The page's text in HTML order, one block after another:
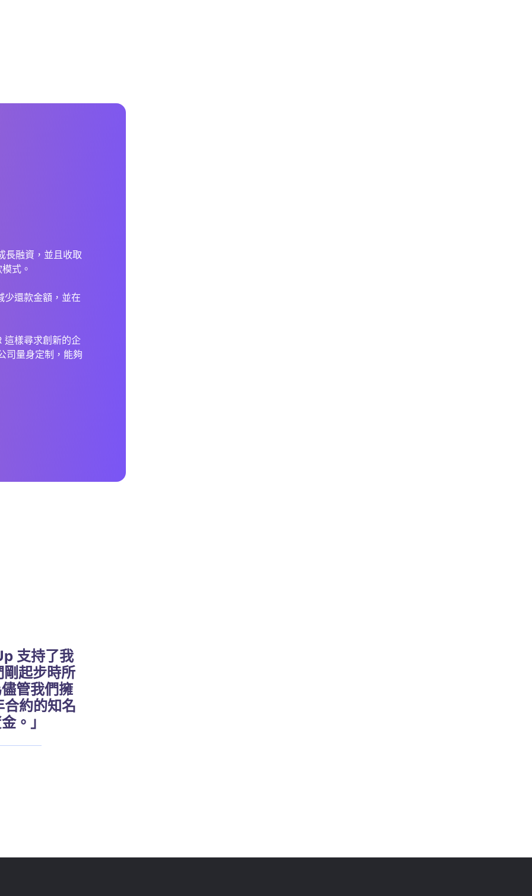
長融資，並且收取
式。
少還款金額，並在
這樣尋求創新的企
司量身定制，能夠
支持了我
起步時所
管我們擁
約的知名
。」